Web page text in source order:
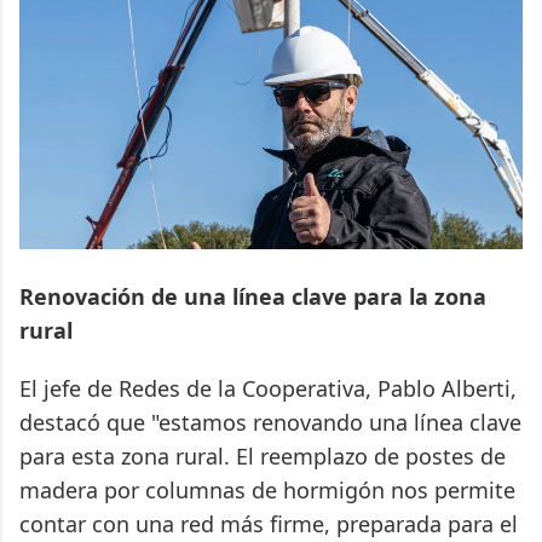
Renovación de una línea clave para la zona
rural
El jefe de Redes de la Cooperativa, Pablo Alberti,
destacó que "estamos renovando una línea clave
para esta zona rural. El reemplazo de postes de
madera por columnas de hormigón nos permite
contar con una red más firme, preparada para el